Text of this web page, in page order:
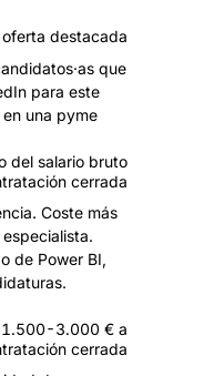
destacada
que
para este
una pyme
del salario bruto
cerrada
Coste más
de Power BI,
1.500-3.000 € a
cerrada